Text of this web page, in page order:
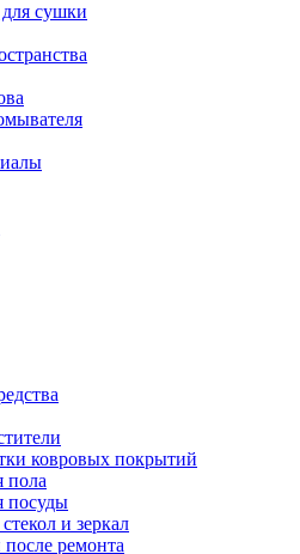
сушки
ковровых покрытий
пола
посуды
и зеркал
ремонта